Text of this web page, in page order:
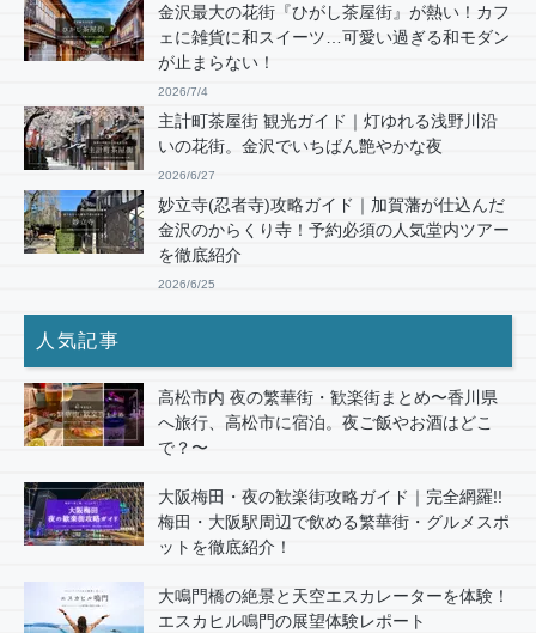
金沢最大の花街『ひがし茶屋街』が熱い！カフ
ェに雑貨に和スイーツ…可愛い過ぎる和モダン
が止まらない！
2026/7/4
主計町茶屋街 観光ガイド｜灯ゆれる浅野川沿
いの花街。金沢でいちばん艶やかな夜
2026/6/27
妙立寺(忍者寺)攻略ガイド｜加賀藩が仕込んだ
金沢のからくり寺！予約必須の人気堂内ツアー
を徹底紹介
2026/6/25
人気記事
高松市内 夜の繁華街・歓楽街まとめ〜香川県
へ旅行、高松市に宿泊。夜ご飯やお酒はどこ
で？〜
大阪梅田・夜の歓楽街攻略ガイド｜完全網羅!!
梅田・大阪駅周辺で飲める繁華街・グルメスポ
ットを徹底紹介！
大鳴門橋の絶景と天空エスカレーターを体験！
エスカヒル鳴門の展望体験レポート